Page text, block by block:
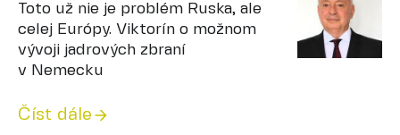
Toto už nie je problém Ruska, ale
celej Európy. Viktorín o možnom
vývoji jadrových zbraní
v Nemecku
Číst dále